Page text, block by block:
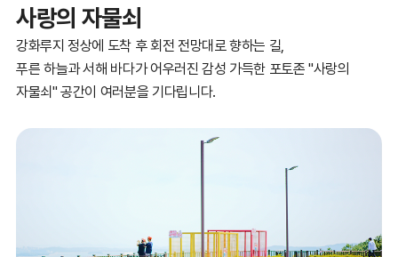
사랑의 자물쇠
강화루지 정상에 도착 후 회전 전망대로 향하는 길,
푸른 하늘과 서해 바다가 어우러진 감성 가득한 포토존 "사랑의
자물쇠" 공간이 여러분을 기다립니다.